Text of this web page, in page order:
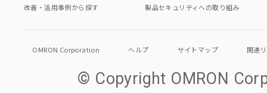
改善・活用事例から探す
製品セキュリティへの取り組み
OMRON Corporation ヘルプ サイトマップ 関連
© Copyright OMRON